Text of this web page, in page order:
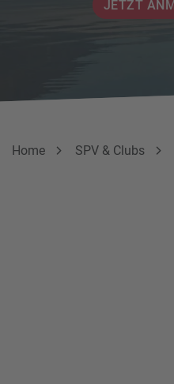
JETZT
Sie befinden sich hier:
Home SPV & Clubs